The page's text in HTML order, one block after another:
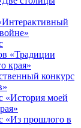
«Традиции
края»
конкурс
«История моей
«Из прошлого в